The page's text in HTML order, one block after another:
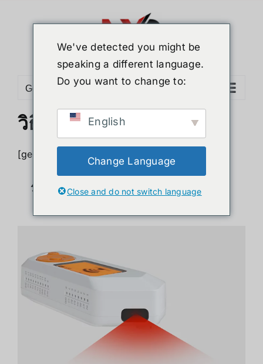
Go to...
วิธีใช้ Flipper Zero
[geoip country=”TH”]
วิธีใช้ Flipper Zero
We've detected you might be
speaking a different language.
Do you want to change to:
English
Change Language
Close and do not switch language